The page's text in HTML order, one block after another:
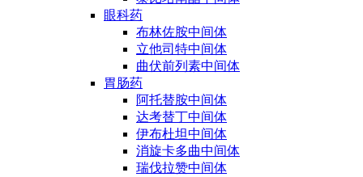
眼科药
布林佐胺中间体
立他司特中间体
曲伏前列素中间体
胃肠药
阿托替胺中间体
达考替丁中间体
伊布杜坦中间体
消旋卡多曲中间体
瑞伐拉赞中间体